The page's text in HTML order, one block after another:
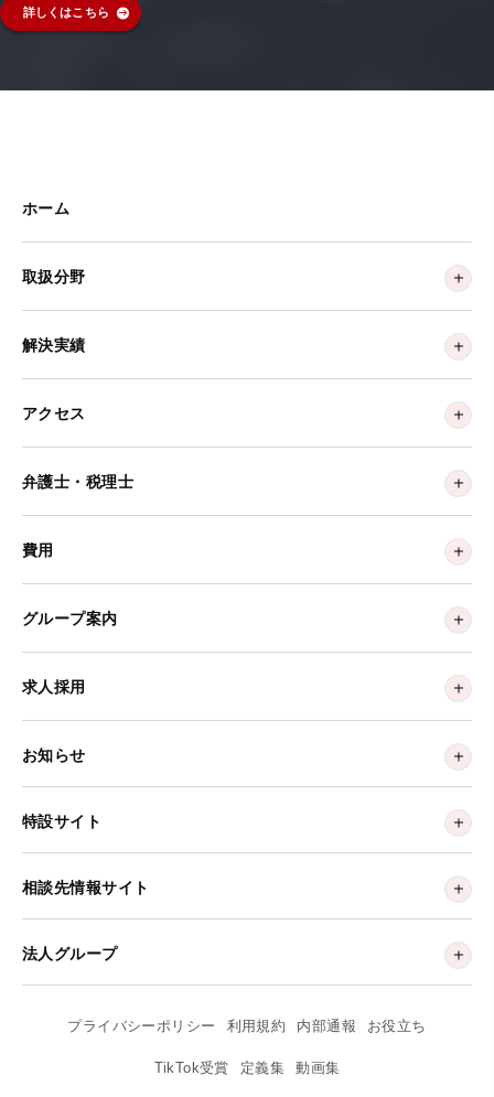
詳しくはこちら
ホーム
取扱分野
解決実績
アクセス
弁護士・税理士
費用
グループ案内
求人採用
お知らせ
特設サイト
相談先情報サイト
法人グループ
プライバシーポリシー 利用規約 内部通報 お役立ち
TikTok受賞 定義集 動画集